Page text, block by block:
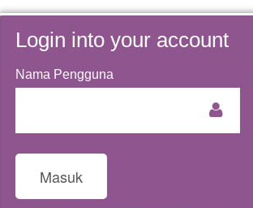
Login into your account
Nama Pengguna